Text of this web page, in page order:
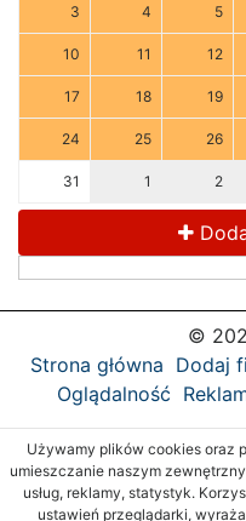
3 4 5
10 11 12
17 18 19
24 25 26
31 1 2
©
Strona główna Dodaj
Oglądalność
Używamy plików cookies oraz
umieszczanie naszym
usług, reklamy, statystyk.
ustawień przeglądarki,